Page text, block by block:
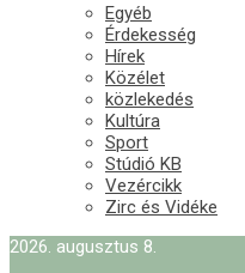
Egyéb
Érdekesség
Hírek
Közélet
közlekedés
Kultúra
Sport
Stúdió KB
Vezércikk
Zirc és Vidéke
2026. augusztus 8.